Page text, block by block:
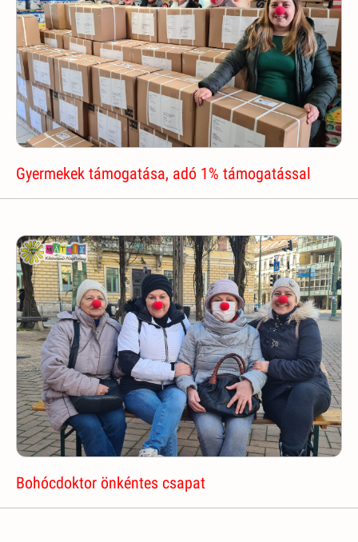
Gyermekek támogatása, adó 1% támogatással
Bohócdoktor önkéntes csapat